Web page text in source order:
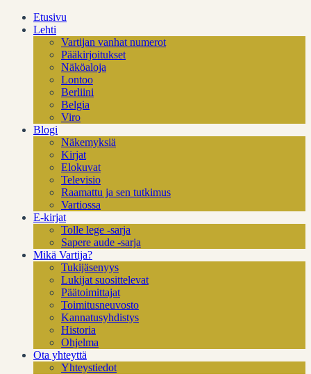
Etusivu
Lehti
Vartijan vanhat numerot
Pääkirjoitukset
Näköaloja
Lontoo
Berliini
Belgia
Viro
Blogi
Näkemyksiä
Kirjat
Elokuvat
Televisio
Raamattu ja sen tutkimus
Vartiossa
E-kirjat
Tolle lege -sarja
Sapere aude -sarja
Mikä Vartija?
Tukijäsenyys
Lukijat suosittelevat
Päätoimittajat
Toimitusneuvosto
Kannatusyhdistys
Historia
Ohjelma
Ota yhteyttä
Yhteystiedot